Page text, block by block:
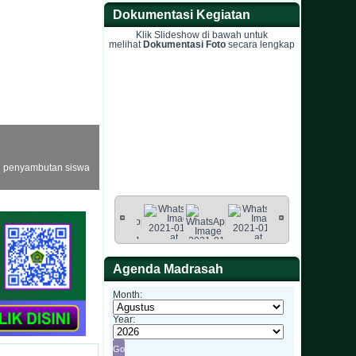
siswa
Dokumentasi Kegiatan
Klik Slideshow di bawah untuk
melihat Dokumentasi Foto secara lengkap
Agenda Madrasah
Month:
Year: